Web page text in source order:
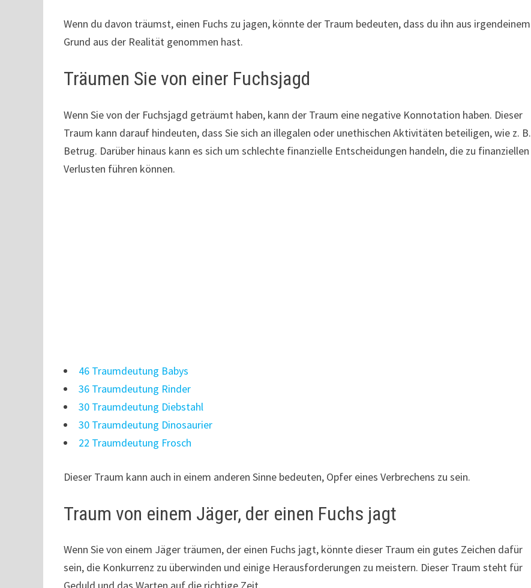
Wenn du davon träumst, einen Fuchs zu jagen, könnte der Traum bedeuten, dass du ihn aus irgendeinem
Grund aus der Realität genommen hast.
Träumen Sie von einer Fuchsjagd
Wenn Sie von der Fuchsjagd geträumt haben, kann der Traum eine negative Konnotation haben. Dieser
Traum kann darauf hindeuten, dass Sie sich an illegalen oder unethischen Aktivitäten beteiligen, wie z. B.
Betrug. Darüber hinaus kann es sich um schlechte finanzielle Entscheidungen handeln, die zu finanziellen
Verlusten führen können.
46 Traumdeutung Babys
36 Traumdeutung Rinder
30 Traumdeutung Diebstahl
30 Traumdeutung Dinosaurier
22 Traumdeutung Frosch
Dieser Traum kann auch in einem anderen Sinne bedeuten, Opfer eines Verbrechens zu sein.
Traum von einem Jäger, der einen Fuchs jagt
Wenn Sie von einem Jäger träumen, der einen Fuchs jagt, könnte dieser Traum ein gutes Zeichen dafür
sein, die Konkurrenz zu überwinden und einige Herausforderungen zu meistern. Dieser Traum steht für